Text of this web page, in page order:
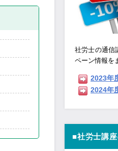
社労士の通信
ペーン情報を
2023年
2024年
■社労士講